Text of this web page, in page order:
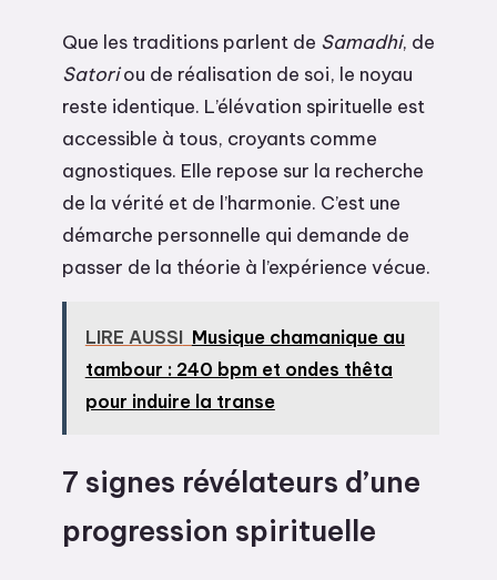
Que les traditions parlent de Samadhi, de
Satoriou de réalisation de soi, le noyau
reste identique. L’élévation spirituelle est
accessible à tous, croyants comme
agnostiques. Elle repose sur la recherche
de la vérité et de l’harmonie. C’est une
démarche personnelle qui demande de
passer de la théorie à l’expérience vécue.
LIRE AUSSI Musique chamanique au
tambour : 240 bpm et ondes thêta
pour induire la transe
7 signes révélateurs d’une
progression spirituelle